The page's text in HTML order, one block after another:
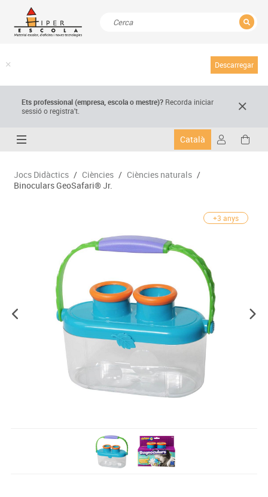
Descarregar
Ets professional (empresa,escola o mestre)? Recorda iniciar
sessió o registra't.
Català
Jocs Didàctics / Ciències / Ciències naturals /
Binoculars GeoSafari® Jr.
+3 anys